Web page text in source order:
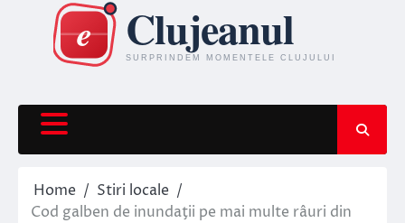
content
Home
Stiri locale
Cod galben de inundaţii pe mai multe râuri din